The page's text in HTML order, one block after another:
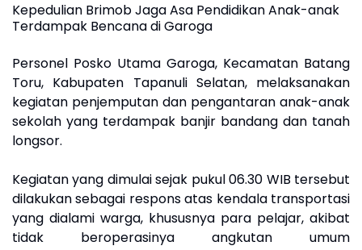
Kepedulian Brimob Jaga Asa Pendidikan Anak-anak
Terdampak Bencana di Garoga
Personel Posko Utama Garoga, Kecamatan Batang
Toru, Kabupaten Tapanuli Selatan, melaksanakan
kegiatan penjemputan dan pengantaran anak-anak
sekolah yang terdampak banjir bandang dan tanah
longsor.
Kegiatan yang dimulai sejak pukul 06.30 WIB tersebut
dilakukan sebagai respons atas kendala transportasi
yang dialami warga, khususnya para pelajar, akibat
tidak beroperasinya angkutan umum